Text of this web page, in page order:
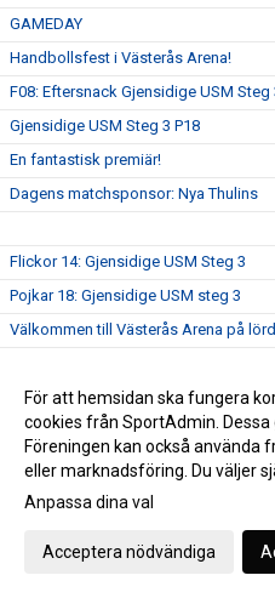
GAMEDAY
Handbollsfest i Västerås Arena!
F08: Eftersnack Gjensidige USM Steg
Gjensidige USM Steg 3 P18
En fantastisk premiär!
Dagens matchsponsor: Nya Thulins
Flickor 14: Gjensidige USM Steg 3
Pojkar 18: Gjensidige USM steg 3
Välkommen till Västerås Arena på
Gjensidige USM: A-pojk vidare till
A-pojk vidare till morgondagens
A-pojk: Inför Gjensidige USM Steg 3
VästeråsIrsta HF startar gående
Gjensidige USM: A-flick vidare till
Gjensidige USM: A-flick är vidare!
För att hemsidan ska fungera
cookies från SportAdmin. Dessa
Föreningen kan också använda
eller marknadsföring. Du väljer
Anpassa dina val
Acceptera nödvändiga